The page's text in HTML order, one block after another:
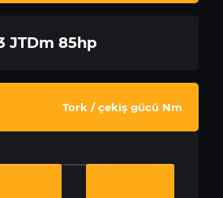
JTDm 85hp
Tork / çekiş gücü Nm